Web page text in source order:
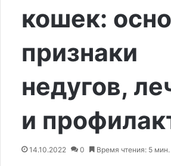
кошек:
признаки
недугов,
и
14.10.2022 0 Время чтения: 5 мин.